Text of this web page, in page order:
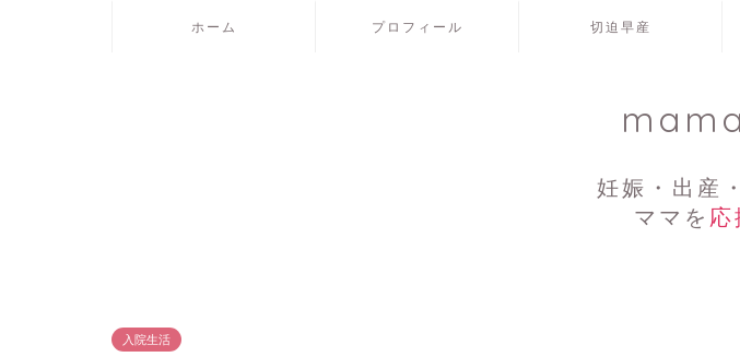
ホーム プロフィール 切迫早産
妊娠・出産
ママを 応
入院生活